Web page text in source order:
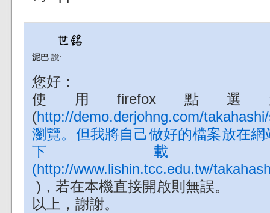
泥巴 說:
您好：
使用firefox點
(http://demo.derjohng.com/
瀏覽。但我將自己做好的檔案放在
下載
(http://www.lishin.tcc.edu.tw/
)，若在本機直接開啟則無誤。
以上，謝謝。